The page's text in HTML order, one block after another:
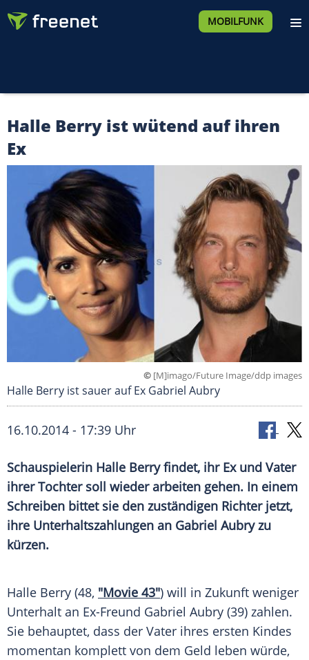
MOBILFUNK
Halle Berry ist wütend auf ihren
Ex
© [M]imago/Future Image/ddp images
Halle Berry ist sauer auf Ex Gabriel Aubry
16.10.2014 - 17:39 Uhr
Schauspielerin Halle Berry findet, ihr Ex und Vater
ihrer Tochter soll wieder arbeiten gehen. In einem
Schreiben bittet sie den zuständigen Richter jetzt,
ihre Unterhaltszahlungen an Gabriel Aubry zu
kürzen.
Halle Berry (48, "Movie 43") will in Zukunft weniger
Unterhalt an Ex-Freund Gabriel Aubry (39) zahlen.
Sie behauptet, dass der Vater ihres ersten Kindes
momentan komplett von dem Geld leben würde,